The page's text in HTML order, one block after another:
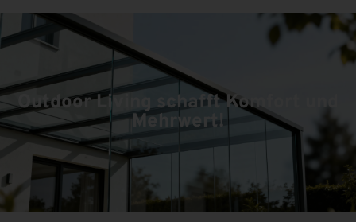
Outdoor Living schafft Komfort und
Mehrwert!